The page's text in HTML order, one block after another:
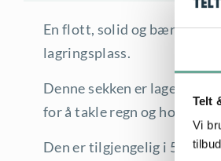
Telt
Vi
En flott, solid og
lagringsplass.
Denne sekken er laget av
for å takle regn og holde
Den er tilgjengelig i 5